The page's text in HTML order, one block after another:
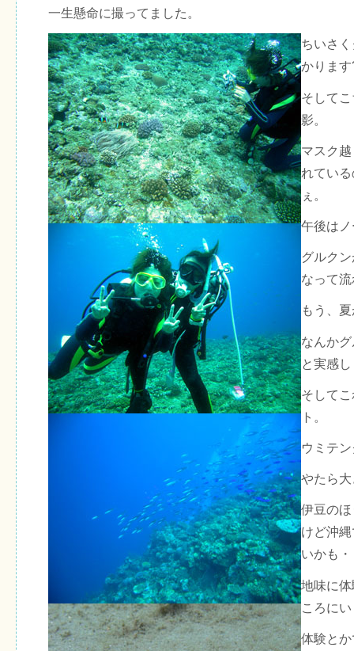
一生懸命に撮ってました。
ちいさ
かります
そして
影。
マスク
れてい
ぇ。
午後は
グルク
なって
もう、
なんか
と実感
そして
ト。
ウミテ
やたら
伊豆の
けど沖
いかも
地味に
ころに
体験と